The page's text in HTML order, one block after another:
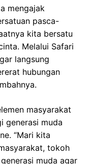
mengajak
pasca-
kita bersatu
Melalui Safari
langsung
hubungan
masyarakat
generasi muda
“Mari kita
tokoh
muda agar